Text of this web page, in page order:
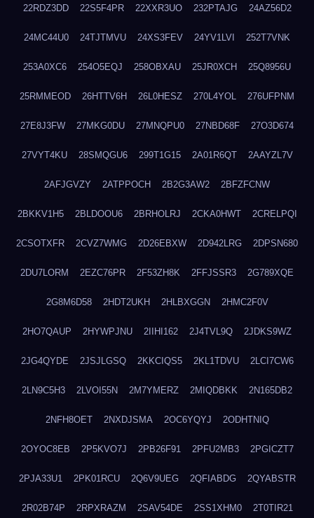
22RDZ3DD 22S5F4PR 22XXR3UO 232PTAJG 24AZ56D2
24MC44U0 24TJTMVU 24XS3FEV 24YV1LVI 252T7VNK
253A0XC6 254O5EQJ 258OBXAU 25JR0XCH 25Q8956U
25RMMEOD 26HTTV6H 26L0HESZ 270L4YOL 276UFPNM
27E8J3FW 27MKG0DU 27MNQPU0 27NBD68F 27O3D674
27VYT4KU 28SMQGU6 299T1G15 2A01R6QT 2AAYZL7V
2AFJGVZY 2ATPPOCH 2B2G3AW2 2BFZFCNW
2BKKV1H5 2BLDOOU6 2BRHOLRJ 2CKA0HWT 2CRELPQI
2CSOTXFR 2CVZ7WMG 2D26EBXW 2D942LRG 2DPSN680
2DU7LORM 2EZC76PR 2F53ZH8K 2FFJSSR3 2G789XQE
2G8M6D58 2HDT2UKH 2HLBXGGN 2HMC2F0V
2HO7QAUP 2HYWPJNU 2IIHI162 2J4TVL9Q 2JDKS9WZ
2JG4QYDE 2JSJLGSQ 2KKCIQS5 2KL1TDVU 2LCI7CW6
2LN9C5H3 2LVOI55N 2M7YMERZ 2MIQDBKK 2N165DB2
2NFH8OET 2NXDJSMA 2OC6YQYJ 2ODHTNIQ
2OYOC8EB 2P5KVO7J 2PB26F91 2PFU2MB3 2PGICZT7
2PJA33U1 2PK01RCU 2Q6V9UEG 2QFIABDG 2QYABSTR
2R02B74P 2RPXRAZM 2SAV54DE 2SS1XHM0 2T0TIR21